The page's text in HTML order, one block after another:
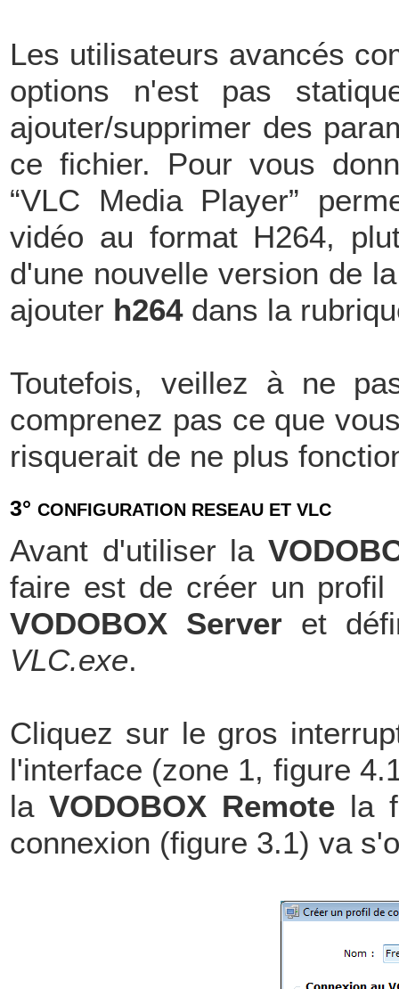
Les utilisateurs avancés
options n'est pas
ajouter/supprimer des
ce fichier. Pour vous
“VLC Media Player”
vidéo au format H264,
d'une nouvelle version de
ajouter h264dans la
Toutefois, veillez à ne
comprenez pas ce que
risquerait de ne plus
3° CONFIGURATION RESEAU ET VLC
Avant d'utiliser la
faire est de créer un profil
VODOBOX Server et
VLC.exe.
Cliquez sur le gros
l'interface (zone 1, figure
la VODOBOX Remotela
connexion (figure 3.1) va